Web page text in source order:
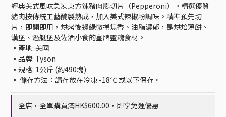
經典美式風味急凍東方辣豬肉腸切片（Pepperoni）。精選優質
豬肉按傳統工藝醃製熟成，加入美式辣椒粉調味。精準預先切
片，即開即用，烘烤後邊緣微捲焦香、油脂濃郁，是烘焙薄餅、
漢堡、潛艇堡及佐酒小食的皇牌靈魂食材。
▪️產地: 美國
▪️品牌: Tyson
▪️規格: 1公斤 (約490塊)
▪️ 儲存方法：請存放在冷凍 -18℃ 或以下保存。
全店，全單購買滿HK$600.00，即享免運優惠